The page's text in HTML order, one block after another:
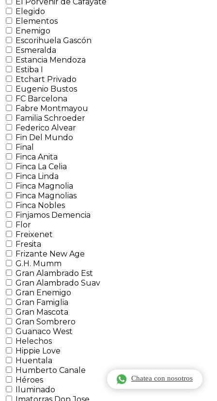
Chatea con nosotros
Elegido
Elementos
Enemigo
Escorihuela Gascón
Esmeralda
Estancia Mendoza
Estiba I
Etchart Privado
Eugenio Bustos
FC Barcelona
Fabre Montmayou
Familia Schroeder
Federico Alvear
Fin Del Mundo
Final
Finca Anita
Finca La Celia
Finca Linda
Finca Magnolia
Finca Magnolias
Finca Nobles
Finjamos Demencia
Flor
Freixenet
Fresita
Frizante New Age
G.H. Mumm
Gran Alambrado Est
Gran Alambrado Suav
Gran Enemigo
Gran Famiglia
Gran Mascota
Gran Sombrero
Guanaco West
Helechos
Hippie Love
Huentala
Humberto Canale
Héroes
Iluminado